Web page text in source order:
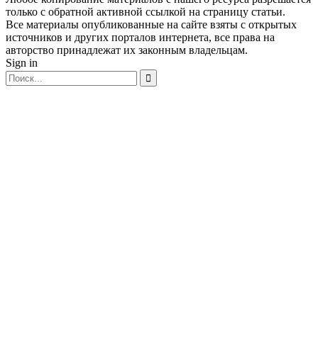
только с обратной активной ссылкой на страницу статьи.
Все материалы опубликованные на сайте взяты с открытых
источников и других порталов интернета, все права на
авторство принадлежат их законным владельцам.
Sign in